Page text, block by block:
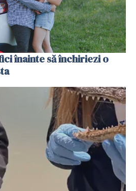
înainte să închiriezi o